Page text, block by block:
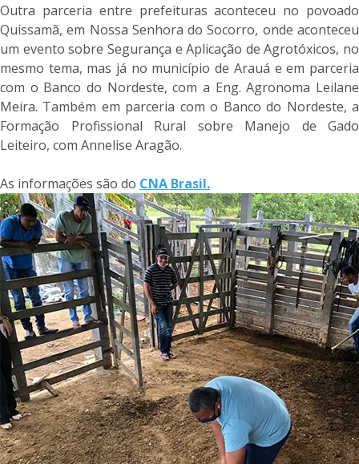
Outra parceria entre prefeituras aconteceu no povoado
Quissamã, em Nossa Senhora do Socorro, onde aconteceu
um evento sobre Segurança e Aplicação de Agrotóxicos, no
mesmo tema, mas já no município de Arauá e em parceria
com o Banco do Nordeste, com a Eng. Agronoma Leilane
Meira. Também em parceria com o Banco do Nordeste, a
Formação Profissional Rural sobre Manejo de Gado
Leiteiro, com Annelise Aragão.
As informações são do CNA Brasil.